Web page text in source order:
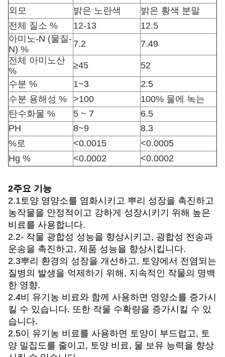
외모
밝은 노란색
밝은 황색 분말
전체 질소 %
12-13
12.5
아미노-N (물질-
N) %
7.2
7.49
전체 아미노산
%
≥45
52
수분 %
1~3
2.5
수분 용해성 %
>100
100% 물에 녹는
탄수화물 %
5 ~ 7
6.5
PH
8~9
8.3
%로
<0.0015
<0.0005
Hg %
<0.0002 <0.0002
2주요 기능
2.1토양 영양소를 염화시키고 뿌리 성장을 촉진하고
농작물을 안정적이고 강하게 성장시키기 위해 높은
비료를 사용합니다.
2.2- 작물 광합성 성능을 향상시키고, 광합성 전송과
운송을 촉진하고, 제품 성능을 향상시킵니다.
2.3뿌리 환경의 성장을 개선하고, 토양에서 전염되는
질병의 발생을 억제하기 위해, 지속적인 작물의 명백
한 영향.
2.4비 유기농 비료와 함께 사용하면 영양소를 증가시
킬 수 있습니다. 또한 작물 수확량을 증가시킬 수 있
습니다.
2.5이 유기농 비료를 사용하면 토양이 부드럽고, 토
양 밀집도를 줄이고, 토양 비료, 물 보유 능력을 향상